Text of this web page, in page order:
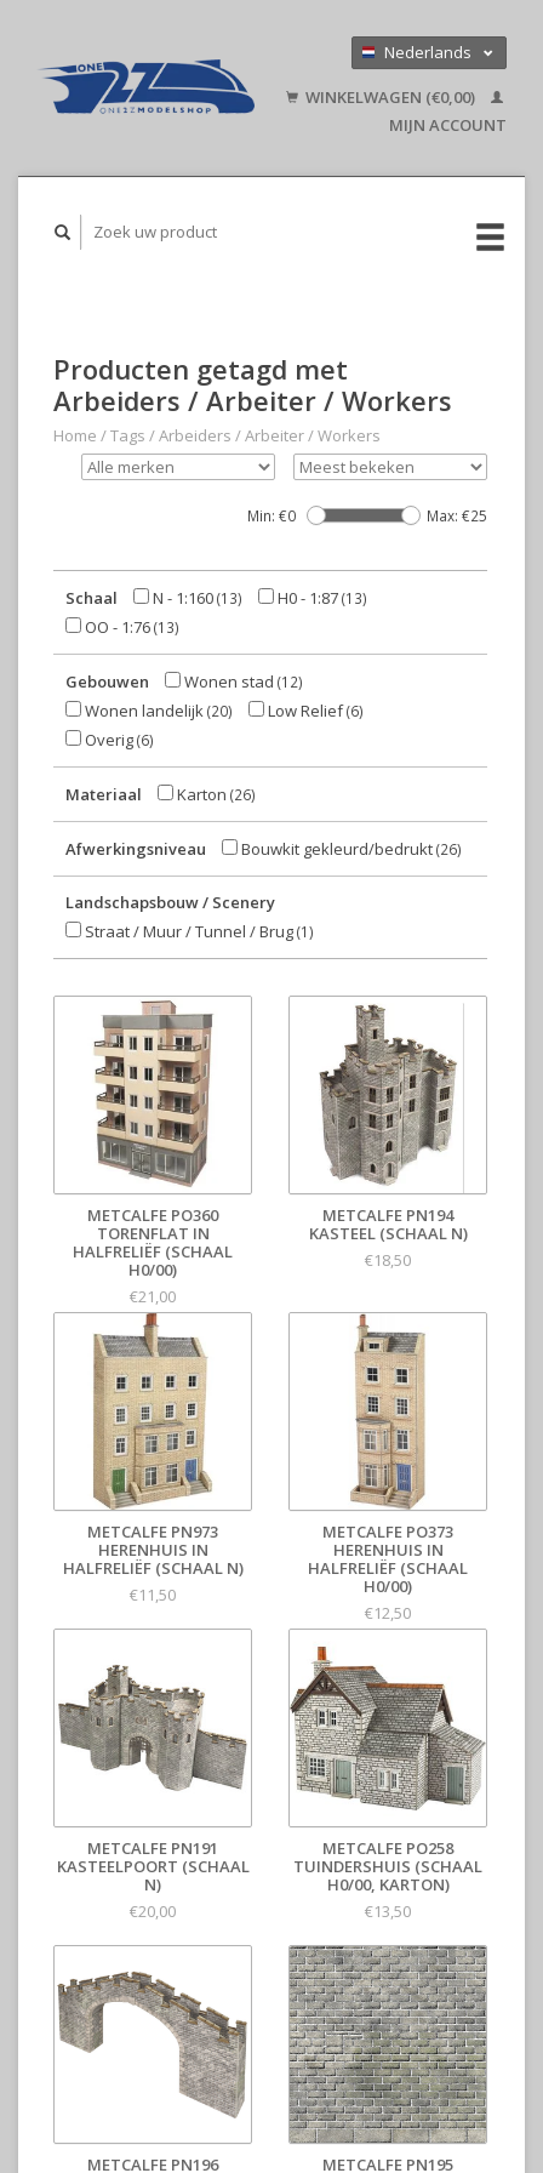
Nederlands
English
WINKELWAGEN (€0,00)
MIJN ACCOUNT
Producten getagd met
Arbeiders / Arbeiter / Workers
Home /Tags /Arbeiders / Arbeiter / Workers
Min: €0 Max: €25
Schaal N - 1:160(13) H0 - 1:87(13)
OO - 1:76(13)
Gebouwen Wonen stad (12)
Wonen landelijk(20) Low Relief(6)
Overig(6)
Materiaal Karton (26)
Afwerkingsniveau Bouwkit gekleurd/bedrukt(26)
Landschapsbouw / Scenery
Straat / Muur / Tunnel / Brug(1)
METCALFE PO360
TORENFLAT IN
HALFRELIËF (SCHAAL
H0/00)
€21,00
METCALFE PN194
KASTEEL (SCHAAL N)
€18,50
METCALFE PN973
HERENHUIS IN
HALFRELIËF (SCHAAL N)
€11,50
METCALFE PO373
HERENHUIS IN
HALFRELIËF (SCHAAL
H0/00)
€12,50
METCALFE PN191
KASTEELPOORT (SCHAAL
N)
€20,00
METCALFE PO258
TUINDERSHUIS (SCHAAL
H0/00, KARTON)
€13,50
METCALFE PN196
METCALFE PN195